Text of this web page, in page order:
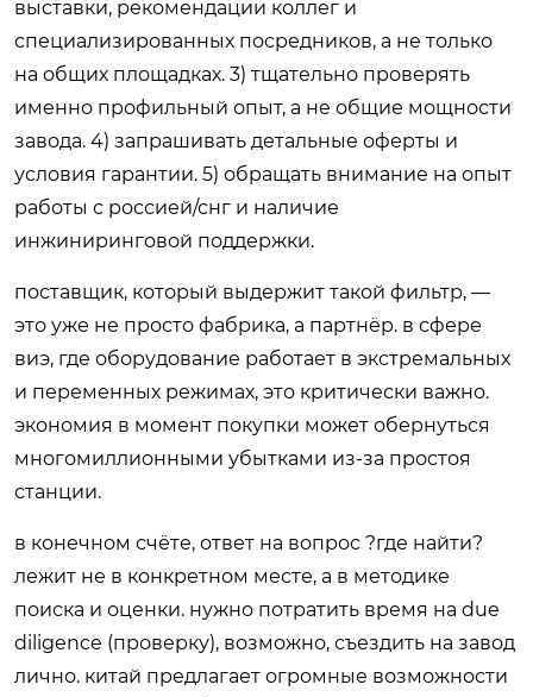
выставки, рекомендации коллег и
специализированных посредников, а не только
на общих площадках. 3) тщательно проверять
именно профильный опыт, а не общие мощности
завода. 4) запрашивать детальные оферты и
условия гарантии. 5) обращать внимание на опыт
работы с россией/снг и наличие
инжиниринговой поддержки.
поставщик, который выдержит такой фильтр, —
это уже не просто фабрика, а партнёр. в сфере
виэ, где оборудование работает в экстремальных
и переменных режимах, это критически важно.
экономия в момент покупки может обернуться
многомиллионными убытками из-за простоя
станции.
в конечном счёте, ответ на вопрос ?где найти?
лежит не в конкретном месте, а в методике
поиска и оценки. нужно потратить время на due
diligence (проверку), возможно, съездить на завод
лично. китай предлагает огромные возможности